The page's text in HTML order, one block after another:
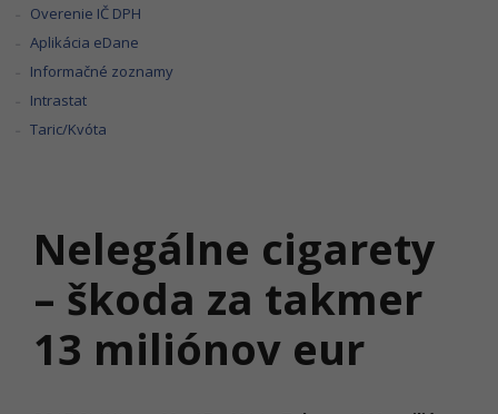
Overenie IČ DPH
Aplikácia eDane
Informačné zoznamy
Intrastat
Taric/Kvóta
Nelegálne cigarety
– škoda za takmer
13 miliónov eur